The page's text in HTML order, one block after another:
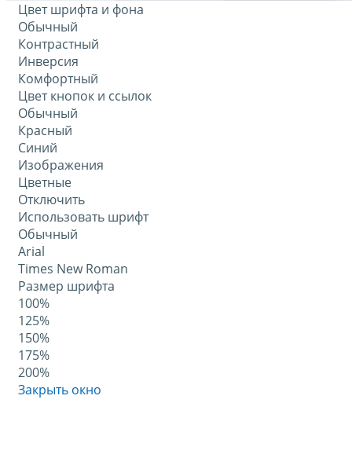
Цвет шрифта и фона
Обычный
Контрастный
Инверсия
Комфортный
Цвет кнопок и ссылок
Обычный
Красный
Синий
Изображения
Цветные
Отключить
Использовать шрифт
Обычный
Arial
Times New Roman
Размер шрифта
100%
125%
150%
175%
200%
Закрыть окно